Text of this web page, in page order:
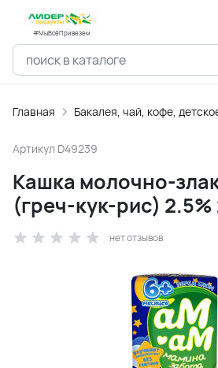
#МыВсёПривезем
Главная Бакалея, чай, кофе,
Артикул D49239
Кашка молочно-
(греч-кук-рис) 2.5%
нет отзывов